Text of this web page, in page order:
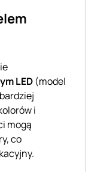
LED (model
i
mogą
co